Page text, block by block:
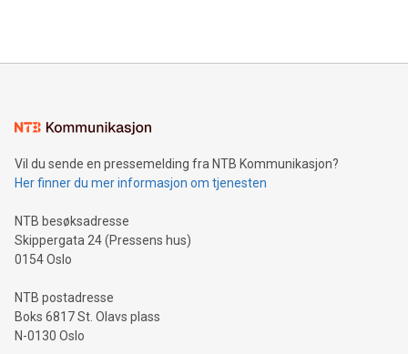
Vil du sende en pressemelding fra NTB Kommunikasjon?
Her finner du mer informasjon om tjenesten
NTB besøksadresse
Skippergata 24 (Pressens hus)
0154 Oslo
NTB postadresse
Boks 6817 St. Olavs plass
N-0130 Oslo